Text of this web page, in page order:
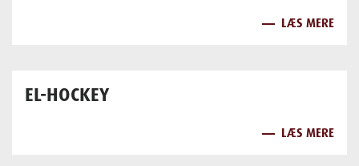
LÆS MERE
EL-HOCKEY
LÆS MERE